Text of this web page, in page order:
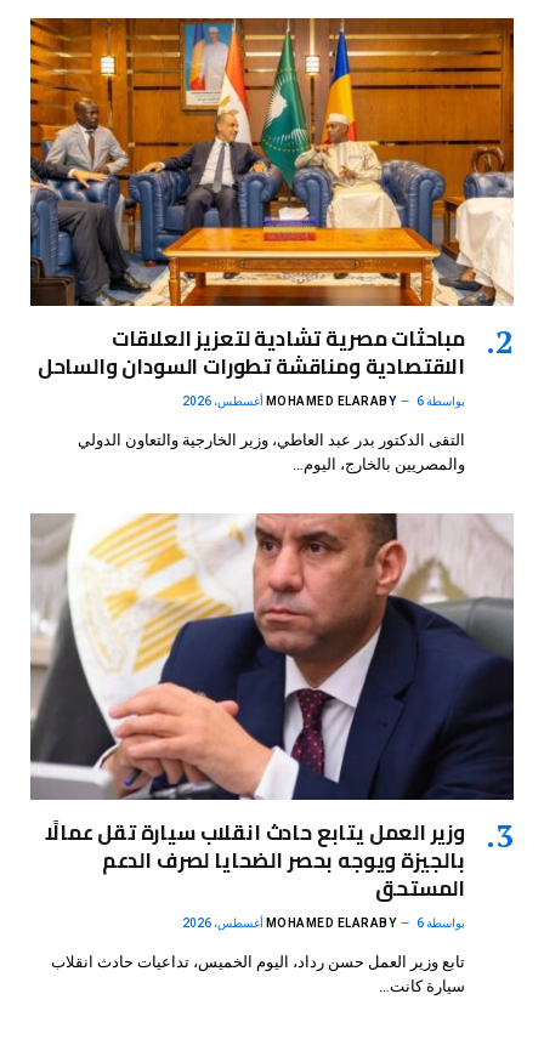
مباحثات مصرية تشادية لتعزيز العلاقات
الاقتصادية ومناقشة تطورات السودان والساحل
بواسطة MOHAMED ELARABY 6 أغسطس، 2026
التقى الدكتور بدر عبد العاطي، وزير الخارجية والتعاون الدولي
والمصريين بالخارج، اليوم…
وزير العمل يتابع حادث انقلاب سيارة تقل عمالًا
بالجيزة ويوجه بحصر الضحايا لصرف الدعم
المستحق
بواسطة MOHAMED ELARABY 6 أغسطس، 2026
تابع وزير العمل حسن رداد، اليوم الخميس، تداعيات حادث انقلاب
سيارة كانت…